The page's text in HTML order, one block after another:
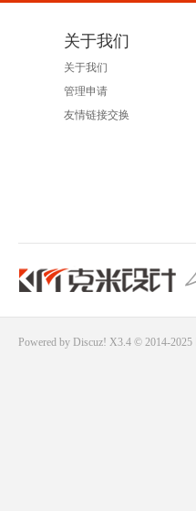
关于我们
关于我们
管理申请
友情链接交换
Powered by Discuz! X3.4 © 2014-2025